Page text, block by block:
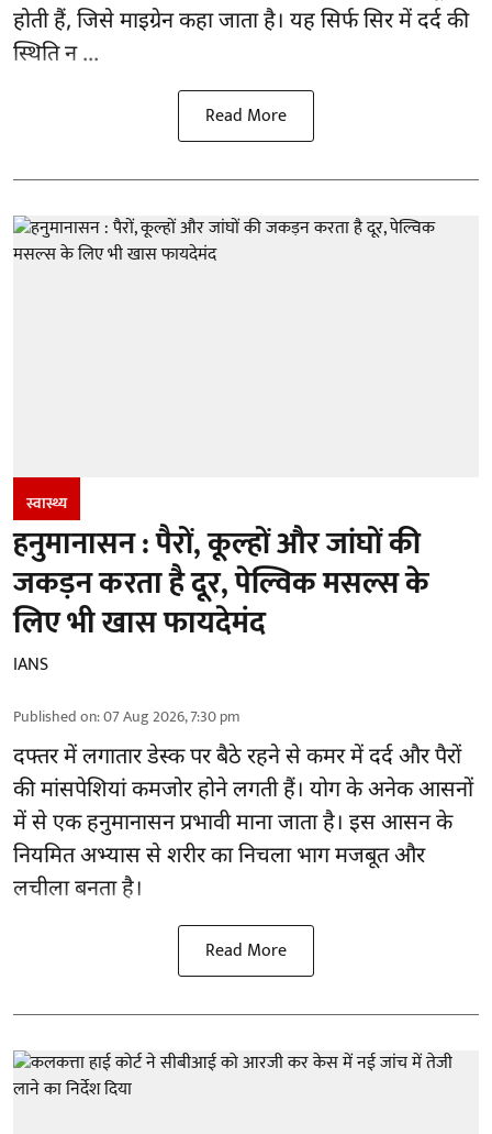
होती हैं, जिसे माइग्रेन कहा जाता है। यह सिर्फ सिर में दर्द की
स्थिति न ...
Read More
स्वास्थ्य
हनुमानासन : पैरों, कूल्हों और जांघों की
जकड़न करता है दूर, पेल्विक मसल्स के
लिए भी खास फायदेमंद
IANS
Published on:07 Aug 2026, 7:30 pm
दफ्तर में लगातार डेस्क पर बैठे रहने सेकमर में दर्दऔर पैरों
की मांसपेशियां कमजोर होने लगती हैं। योग के अनेक आसनों
में से एक हनुमानासन प्रभावी माना जाता है। इस आसन के
नियमित अभ्यास से शरीर का निचला भाग मजबूत और
लचीला बनता है।
Read More